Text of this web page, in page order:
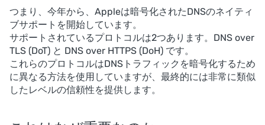
つまり、今年から、Appleは暗号化されたDNSのネイティ
ブサポートを開始しています。
サポートされているプロトコルは2つあります。DNS over
TLS (DoT) と DNS over HTTPS (DoH) です。
これらのプロトコルはDNSトラフィックを暗号化するため
に異なる方法を使用していますが、最終的には非常に類似
したレベルの信頼性を提供します。